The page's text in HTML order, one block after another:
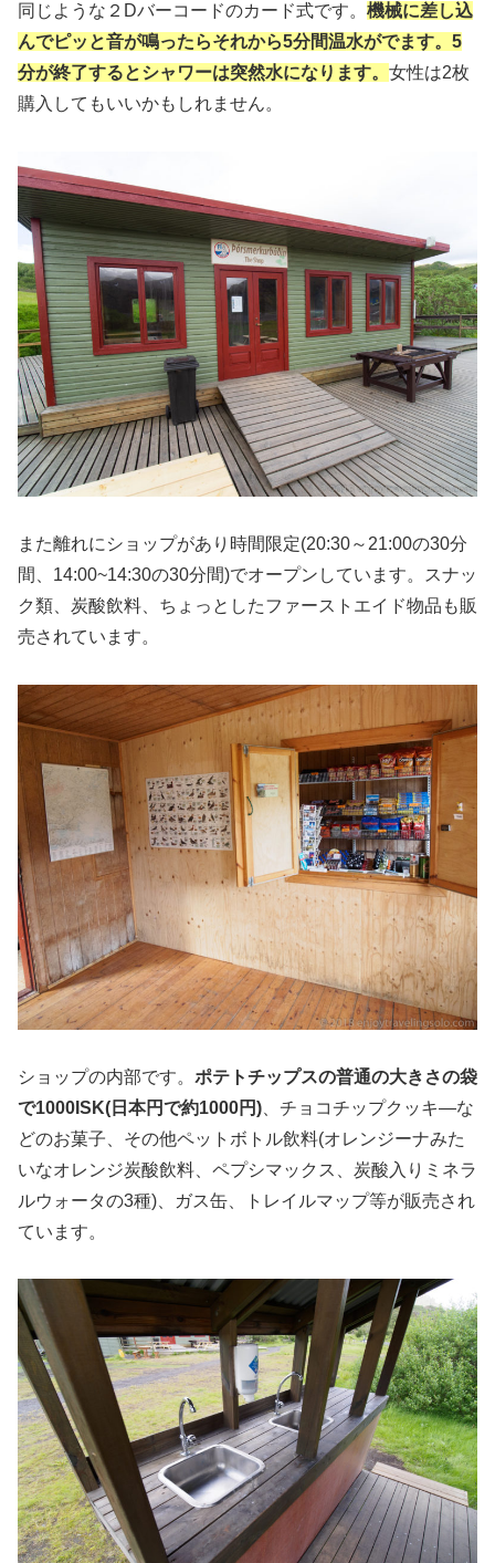
同じような２Dバーコードのカード式です。 機械に差し込
んでピッと音が鳴ったらそれから5分間温水がでます。5
分が終了するとシャワーは突然水になります。 女性は2枚
購入してもいいかもしれません。
また離れにショップがあり時間限定(20:30～21:00の30分
間、14:00~14:30の30分間)でオープンしています。スナッ
ク類、炭酸飲料、ちょっとしたファーストエイド物品も販
売されています。
ショップの内部です。 ポテトチップスの普通の大きさの袋
で1000ISK(日本円で約1000円) 、チョコチップクッキ―な
どのお菓子、その他ペットボトル飲料(オレンジーナみた
いなオレンジ炭酸飲料、ペプシマックス、炭酸入りミネラ
ルウォータの3種)、ガス缶、トレイルマップ等が販売され
ています。